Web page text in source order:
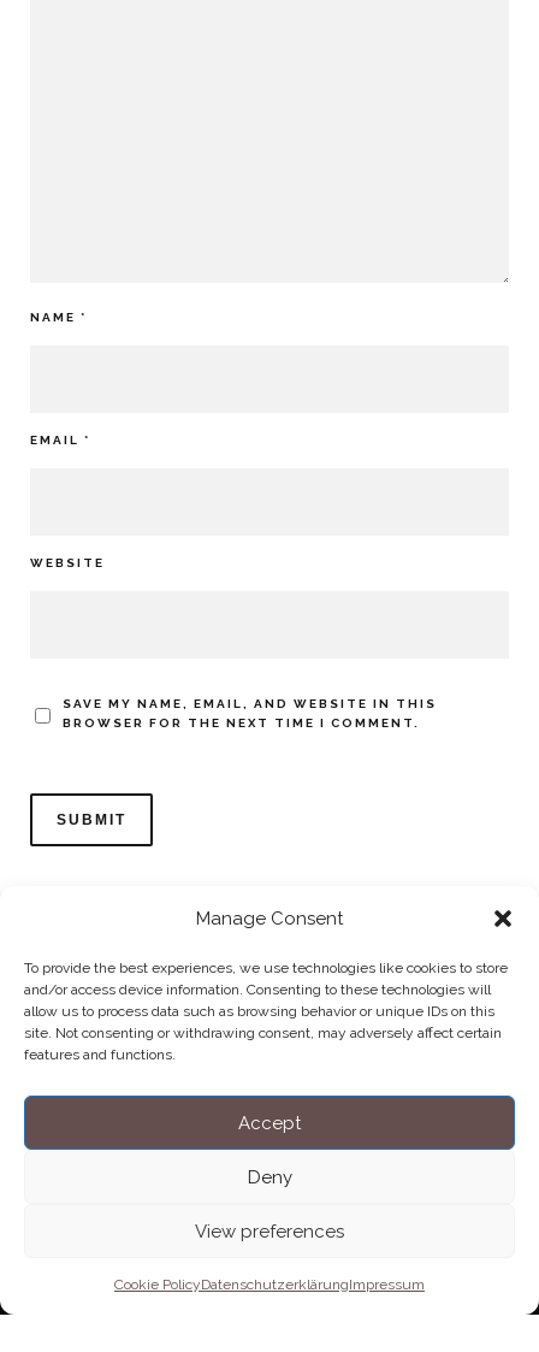
Manage Consent
To provide the best experiences, we use technologies like cookies to store
and/or access device information. Consenting to these technologies will
allow us to process data such as browsing behavior or unique IDs on this
site. Not consenting or withdrawing consent, may adversely affect certain
features and functions.
Accept
Deny
View preferences
Cookie PolicyDatenschutzerklärungImpressum
NAME *
EMAIL *
WEBSITE
SAVE MY NAME, EMAIL, AND WEBSITE IN THIS
BROWSER FOR THE NEXT TIME I COMMENT.
Home
Datenschutzerklärung
Impressum
Cookie Policy (EU)